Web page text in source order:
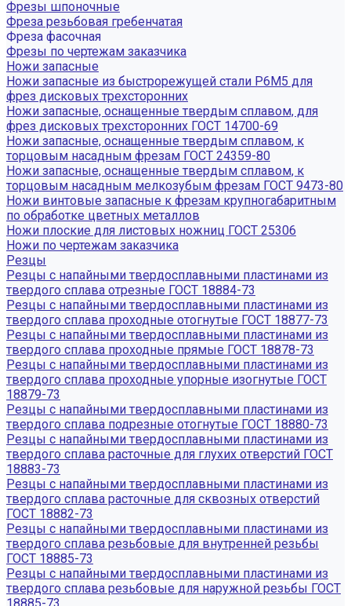
Фрезы шпоночные
Фреза резьбовая гребенчатая
Фреза фасочная
Фрезы по чертежам заказчика
Ножи запасные
Ножи запасные из быстрорежущей стали Р6М5 для
фрез дисковых трехсторонних
Ножи запасные, оснащенные твердым сплавом, для
фрез дисковых трехсторонних ГОСТ 14700-69
Ножи запасные, оснащенные твердым сплавом, к
торцовым насадным фрезам ГОСТ 24359-80
Ножи запасные, оснащенные твердым сплавом, к
торцовым насадным мелкозубым фрезам ГОСТ 9473-80
Ножи винтовые запасные к фрезам крупногабаритным
по обработке цветных металлов
Ножи плоские для листовых ножниц ГОСТ 25306
Ножи по чертежам заказчика
Резцы
Резцы с напайными твердосплавными пластинами из
твердого сплава отрезные ГОСТ 18884-73
Резцы с напайными твердосплавными пластинами из
твердого сплава проходные отогнутые ГОСТ 18877-73
Резцы с напайными твердосплавными пластинами из
твердого сплава проходные прямые ГОСТ 18878-73
Резцы с напайными твердосплавными пластинами из
твердого сплава проходные упорные изогнутые ГОСТ
18879-73
Резцы с напайными твердосплавными пластинами из
твердого сплава подрезные отогнутые ГОСТ 18880-73
Резцы с напайными твердосплавными пластинами из
твердого сплава расточные для глухих отверстий ГОСТ
18883-73
Резцы с напайными твердосплавными пластинами из
твердого сплава расточные для сквозных отверстий
ГОСТ 18882-73
Резцы с напайными твердосплавными пластинами из
твердого сплава резьбовые для внутренней резьбы
ГОСТ 18885-73
Резцы с напайными твердосплавными пластинами из
твердого сплава резьбовые для наружной резьбы ГОСТ